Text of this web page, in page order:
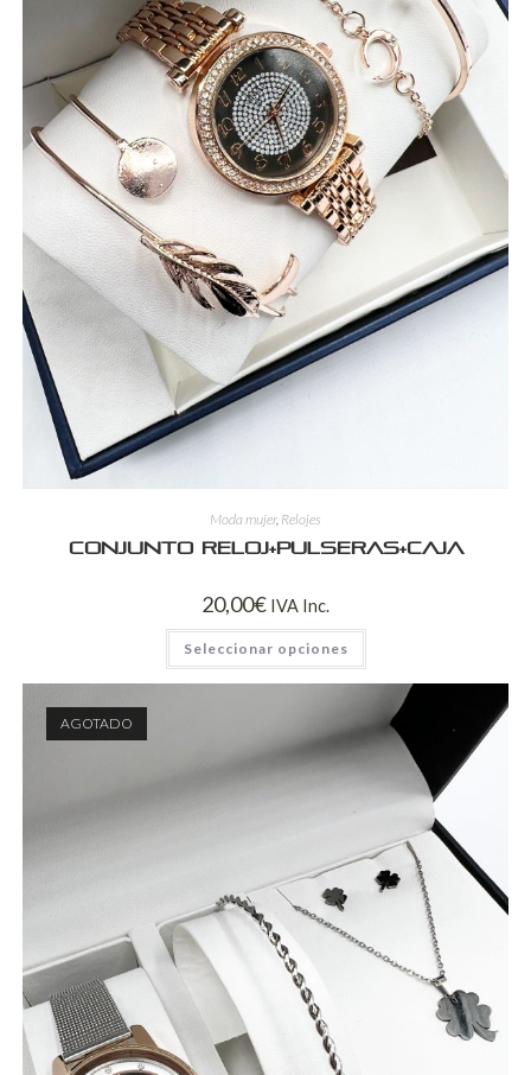
Moda mujer, Relojes
Conjunto reloj+pulseras+caja
20,00€ IVA Inc.
Seleccionar opciones
AGOTADO